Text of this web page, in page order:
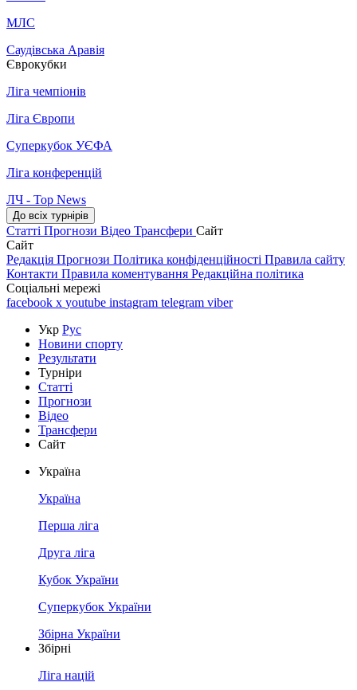
МЛС
Саудівська Аравія
Єврокубки
Ліга чемпіонів
Ліга Європи
Суперкубок УЄФА
Ліга конференцій
ЛЧ - Top News
До всіх турнірів
Статті Прогнози Відео Трансфери Сайт
Сайт
Редакція Прогнози Політика конфіденційності Правила сайту
Контакти Правила коментування Редакційна політика
Соціальні мережі
facebook x youtube instagram telegram viber
Укр Рус
Новини спорту
Результати
Турніри
Статті
Прогнози
Відео
Трансфери
Сайт
Україна
Україна
Перша ліга
Друга ліга
Кубок України
Суперкубок України
Збірна України
Збірні
Ліга націй